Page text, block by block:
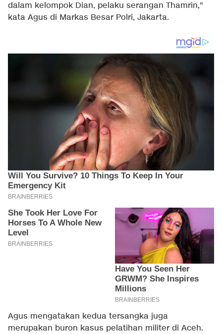
dalam kelompok Dian, pelaku serangan Thamrin,"
kata Agus di Markas Besar Polri, Jakarta.
Agus mengatakan kedua tersangka juga
merupakan buron kasus pelatihan militer di Aceh.